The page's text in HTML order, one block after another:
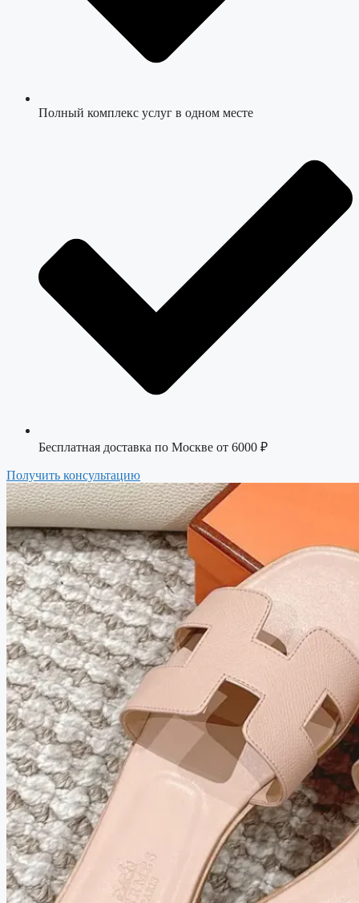
Полный комплекс услуг в одном месте
Бесплатная доставка по Москве от 6000 ₽
Получить консультацию